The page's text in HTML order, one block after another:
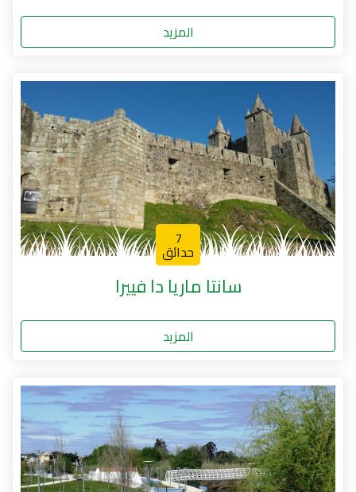
المزيد
7
حدائق
سانتا ماريا دا فييرا
المزيد